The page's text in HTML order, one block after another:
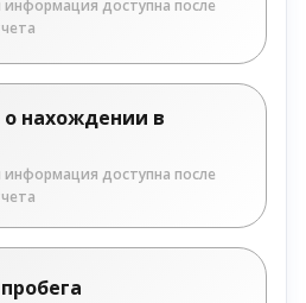
доступна после
нахождении в
доступна после